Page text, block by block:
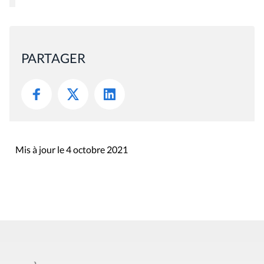
PARTAGER
Mis à jour le 4 octobre 2021